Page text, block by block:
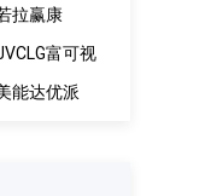
拉赢康
LG富可视
能达优派